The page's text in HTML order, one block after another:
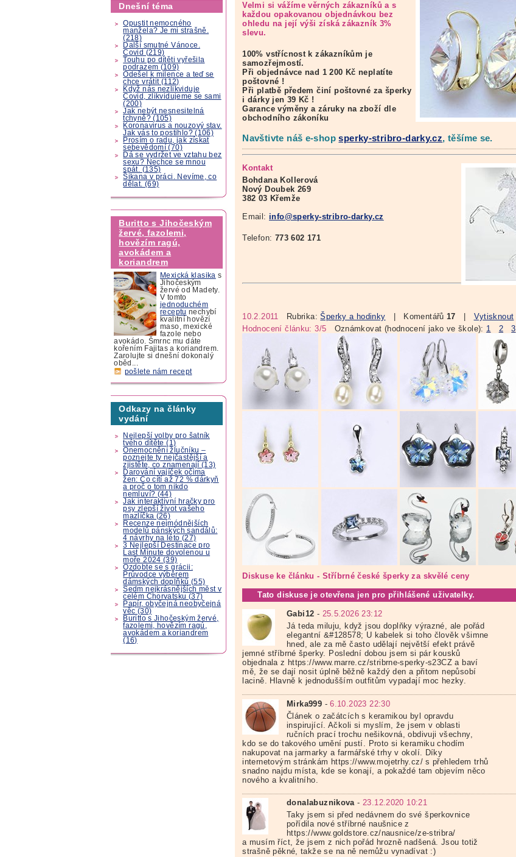
Dnešní téma
Opustit nemocného
manžela? Je mi strašně.
(218)
Další smutné Vánoce.
Covid (219)
Touhu po dítěti vyřešila
podrazem (109)
Odešel k milence a teď se
chce vrátit (112)
Když nás nezlikviduje
Covid, zlikvidujeme se sami
(200)
Jak nebýt nesnesitelná
tchyně? (105)
Koronavirus a nouzový stav.
Jak vás to postihlo? (106)
Prosím o radu, jak získat
sebevědomí (70)
Dá se vydržet ve vztahu bez
sexu? Nechce se mnou
spát. (135)
Šikana v práci. Nevíme, co
dělat. (69)
Buritto s Jihočeským
žervé, fazolemi,
hovězím ragú,
avokádem a
koriandrem
Mexická klasika s
Jihočeským
žervé od Madety.
V tomto
jednoduchém
receptu nechybí
kvalitní hovězí
maso, mexické
fazole nebo
avokádo. Šmrnc mu dáte
kořením Fajitas a koriandrem.
Zarolujte si dnešní dokonalý
oběd...
pošlete nám recept
Odkazy na články
vydání
Nejlepší volby pro šatník
tvého dítěte (1)
Onemocnění žlučníku –
poznejte ty nejčastější a
zjistěte, co znamenají (13)
Darování vajíček očima
žen: Co cítí až 72 % dárkyň
a proč o tom nikdo
nemluví? (44)
Jak interaktivní hračky pro
psy zlepší život vašeho
mazlíčka (26)
Recenze nejmódnějších
modelů pánských sandálů:
4 návrhy na léto (27)
3 Nejlepší Destinace pro
Last Minute dovolenou u
moře 2024 (39)
Ozdobte se s grácii:
Průvodce výběrem
dámských doplňků (55)
Sedm nejkrásnějších měst v
celém Chorvatsku (37)
Papír, obyčejná neobyčejná
věc (30)
Buritto s Jihočeským žervé,
fazolemi, hovězím ragú,
avokádem a koriandrem
(16)
Velmi si vážíme věrných zákazníků a s
každou opakovanou objednávkou bez
ohledu na její výši získá zákazník 3%
slevu.
100% vstřícnost k zákazníkům je
samozřejmostí.
Při objednávce nad 1 200 Kč neplatíte
poštovné !
Při platbě předem činí poštovné za šperky
i dárky jen 39 Kč !
Garance výměny a záruky na zboží dle
obchodního zákoníku
Navštivte náš e-shopsperky-stribro-darky.cz, těšíme se.
Kontakt
Bohdana Kollerová
Nový Doubek 269
382 03 Křemže
Email: info@sperky-stribro-darky.cz
Telefon: 773 602 171
10.2.2011 Rubrika:Šperky a hodinky | Komentářů17
Vytisknout
Hodnocení článku: 3/5 Oznámkovat (hodnocení jako ve škole): 1 2 3
Diskuse ke článku - Stříbrné české šperky za skvělé ceny
Tato diskuse je otevřena jen pro přihlášené uživatelky.
Gabi12 - 25.5.2026 23:12
Já teda miluju, když jsou doplňky výrazné, ale pořád
elegantní &#128578; U kabelek si toho člověk všimne
hned, ale za mě často udělají největší efekt právě
jemné stříbrné šperky. Poslední dobou jsem si pár kousků
objednala z https://www.marre.cz/stribrne-sperky-s23CZ a baví
mě, že se dají nosit úplně běžně každý den a přitom nepůsobí
lacině. Hlavně k jednodušším outfitům vypadají moc hezky.
Mirka999 -6.10.2023 22:30
Článek o začátcích s keramikou byl opravdu
inspirující. Ačkoli si myslím, že jsem v oblasti
ručních prací trochu nešikovná, obdivuji všechny,
kdo se do takového umění pustí. Proto si keramiku chodím
nakupovat na jarmarky a farmářské trhy v okolí. Díky
internetovým stránkám https://www.mojetrhy.cz/ s přehledem trhů
snadno najdu místa, kde se konají, a pokaždé tam objevím něco
nového a kvalitního.
donalabuznikova-23.12.2020 10:21
Taky jsem si před nedávnem do své šperkovnice
pořídila nové stříbrné naušnice z
https://www.goldstore.cz/nausnice/ze-stribra/
a musím říct, že jsem z nich pořád hrozně nadšená. Jsou totiž
strašně pěkné, takže se na ně nemůžu vynadívat :)